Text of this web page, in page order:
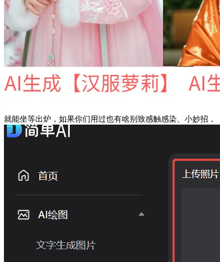
就能坐等出炉，如果你们用过也有啥别致感触感染、小妙招，